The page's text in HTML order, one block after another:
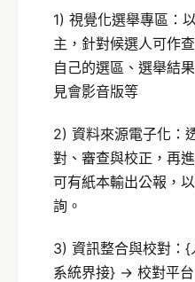
1) 視覺化選舉專區：
主，針對候選人可作
自己的選區、選舉結
見會影音版等
2) 資料來源電子化：
對、審查與校正，再
可有紙本輸出公報，
詢。
3) 資訊整合與校對：{
系統界接} -> 校對平